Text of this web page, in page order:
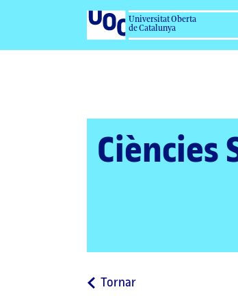
Universitat Oberta
de Catalunya
Ciències
Tornara